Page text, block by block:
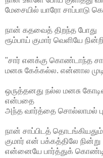
மேசையில் யாரோ சாப்பாடு
நான் கதவைத் திறந்த போது
ரூம்பாய் குமார் வெளியே
"சார் எனக்கு கொண்டாந்த
மனசு கேக்கல்ல. என்னால
ஒருத்தனது நல்ல மனசு
என்பதை
அந்த வார்த்தை சொல்லாமல்
நான் சாப்பிடத் தொடங்கியதும்
குமார் என் பக்கத்திலே நின்று
என்னையே பார்த்துக்